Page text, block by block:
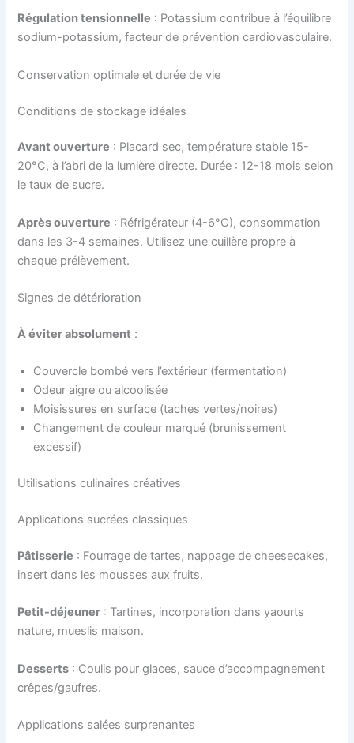
Régulation tensionnelle : Potassium contribue à l’équilibre
sodium-potassium, facteur de prévention cardiovasculaire.
Conservation optimale et durée de vie
Conditions de stockage idéales
Avant ouverture : Placard sec, température stable 15-
20°C, à l’abri de la lumière directe. Durée : 12-18 mois selon
le taux de sucre.
Après ouverture : Réfrigérateur (4-6°C), consommation
dans les 3-4 semaines. Utilisez une cuillère propre à
chaque prélèvement.
Signes de détérioration
À éviter absolument :
Couvercle bombé vers l’extérieur (fermentation)
Odeur aigre ou alcoolisée
Moisissures en surface (taches vertes/noires)
Changement de couleur marqué (brunissement
excessif)
Utilisations culinaires créatives
Applications sucrées classiques
Pâtisserie : Fourrage de tartes, nappage de cheesecakes,
insert dans les mousses aux fruits.
Petit-déjeuner : Tartines, incorporation dans yaourts
nature, mueslis maison.
Desserts : Coulis pour glaces, sauce d’accompagnement
crêpes/gaufres.
Applications salées surprenantes